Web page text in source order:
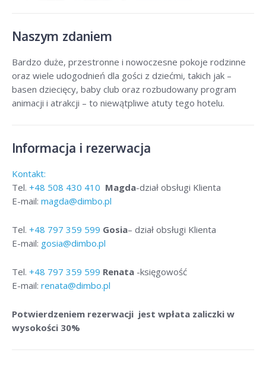
Naszym zdaniem
Bardzo duże, przestronne i nowoczesne pokoje rodzinne
oraz wiele udogodnień dla gości z dziećmi, takich jak –
basen dziecięcy, baby club oraz rozbudowany program
animacji i atrakcji – to niewątpliwe atuty tego hotelu.
Informacja i rezerwacja
Kontakt:
Tel. +48 508 430 410 Magda-dział obsługi Klienta
E-mail: magda@dimbo.pl
Tel. +48 797 359 599 Gosia– dział obsługi Klienta
E-mail: gosia@dimbo.pl
Tel. +48 797 359 599 Renata -księgowość
E-mail: renata@dimbo.pl
Potwierdzeniem rezerwacji jest wpłata zaliczki w
wysokości 30%